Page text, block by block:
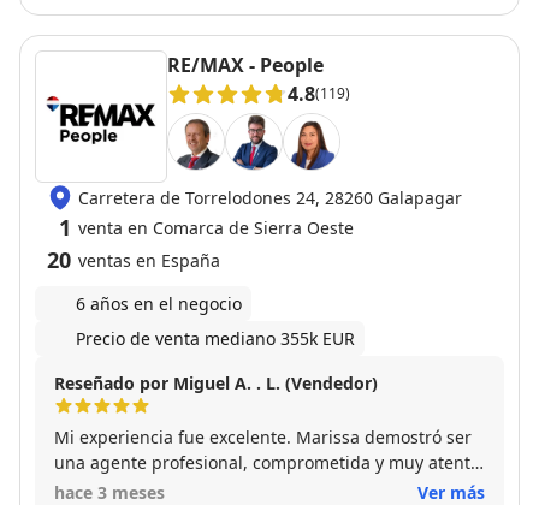
RE/MAX - People
4.8(119)
Carretera de Torrelodones 24, 28260 Galapagar
1 venta en Comarca de Sierra Oeste
20 ventas en España
6 años en el negocio
Precio de venta mediano 355k EUR
Reseñado por Miguel A. . L. (Vendedor)
Mi experiencia fue excelente. Marissa demostró ser
una agente profesional, comprometida y muy atenta
durante todo el proceso de venta de mi casa.
hace 3 meses Ver más